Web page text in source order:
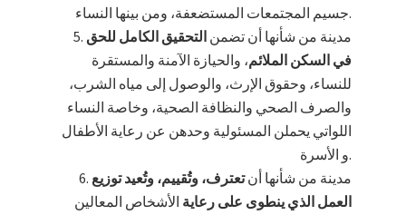
جسيم المجتمعات المستضعفة، ومن بينها النساء.
مدينة من شأنها أن تضمن التحقيق الكامل للحق
في السكن الملائم، والحيازة الآمنة والمستقرة
للنساء، وحقوق الإرث، والوصول إلى مياه الشرب،
والصرف الصحي والنظافة الصحية، وخاصة النساء
اللواتي يحملن المسئولية وحدهن عن رعاية الأطفال
و الأسرة.
مدينة من شأنها أنتعترف، وتُقييم، وتُعيد توزيع
العمل الذي ينطوى على رعاية الأشخاص المعالين